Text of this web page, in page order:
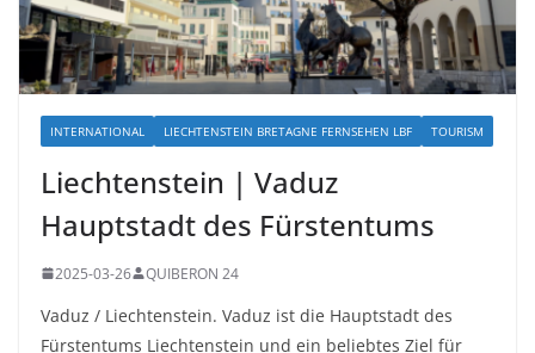
INTERNATIONAL LIECHTENSTEIN BRETAGNE FERNSEHEN LBF TOURISM
Liechtenstein | Vaduz
Hauptstadt des Fürstentums
2025-03-26 QUIBERON 24
Vaduz / Liechtenstein. Vaduz ist die Hauptstadt des
Fürstentums Liechtenstein und ein beliebtes Ziel für